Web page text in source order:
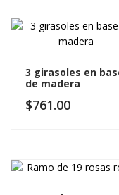
3 girasoles en
de madera
$761.00